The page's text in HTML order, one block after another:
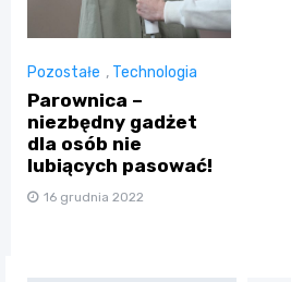
Pozostałe , Technologia
Parownica –
niezbędny gadżet
dla osób nie
lubiących pasować!
16 grudnia 2022